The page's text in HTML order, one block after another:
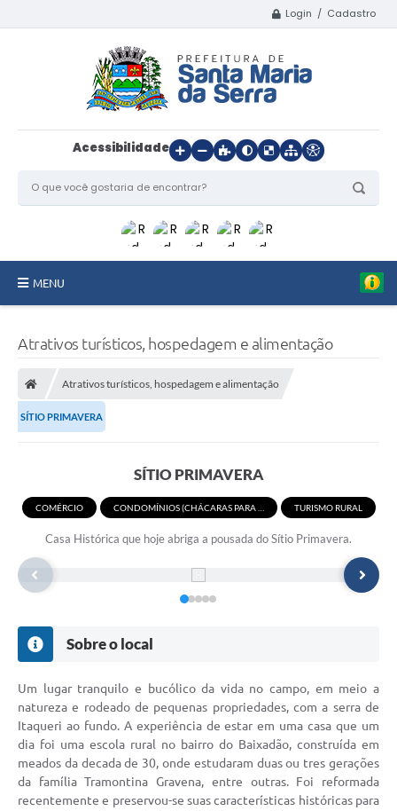
Login / Cadastro
Acessibilidade
MENU
Departamentos
Conselhos Municipais
Legislação
Editais
Emprega
Atrativos turísticos, hospedagem e alimentação
Atrativos turísticos, hospedagem e alimentação
SÍTIO PRIMAVERA
SÍTIO PRIMAVERA
COMÉRCIO TURISMO RURAL
Casa Histórica que hoje abriga a pousada do Sítio Primavera.
Sobre o local
Um lugar tranquilo e bucólico da vida no campo, em meio a
natureza e rodeado de pequenas propriedades, com a serra de
Itaqueri ao fundo. A experiência de estar em uma casa que um
dia foi uma escola rural no bairro do Baixadão, construída em
meados da decada de 30, onde estudaram duas ou tres gerações
da família Tramontina Gravena, entre outras. Foi reformada
recentemente e preservou-se suas características históricas para